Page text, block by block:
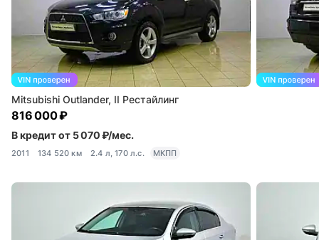
Mitsubishi Outlander, II Рестайлинг
816 000 ₽
В кредит от 5 070 ₽/мес.
2011 134 520 км 2.4 л, 170 л.с. МКПП